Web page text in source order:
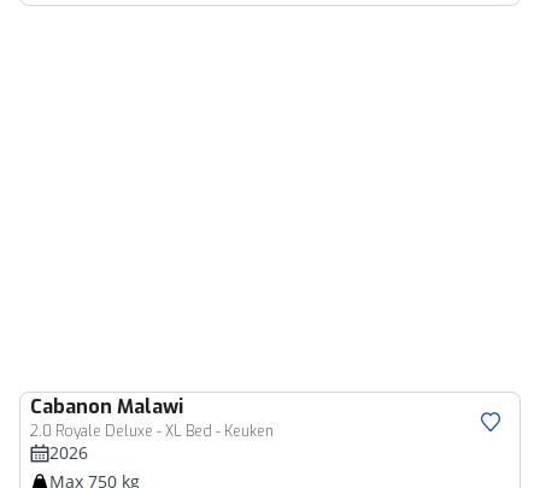
Cabanon Malawi
2.0 Royale Deluxe - XL Bed - Keuken
2026
Max 750 kg